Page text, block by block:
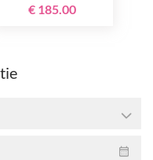
€ 185.00